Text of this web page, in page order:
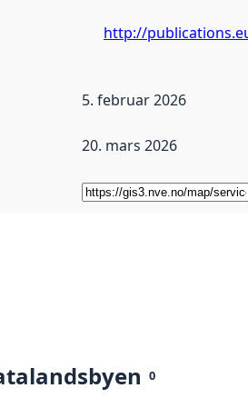
http://
5. februar 2026
20. mars 2026
0